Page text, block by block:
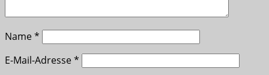
Name*
E-Mail-Adresse*